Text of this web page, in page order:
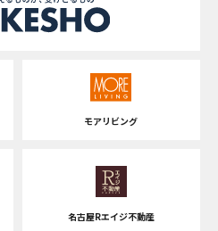
モアリビング
名古屋Rエイジ不動産